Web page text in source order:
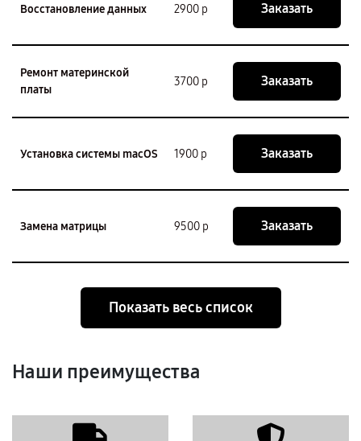
Восстановление данных 2900 р Заказать
Ремонт материнской
платы
3700 р Заказать
Установка системы macOS 1900 р Заказать
Замена матрицы 9500 р Заказать
Показать весь список
Наши преимущества